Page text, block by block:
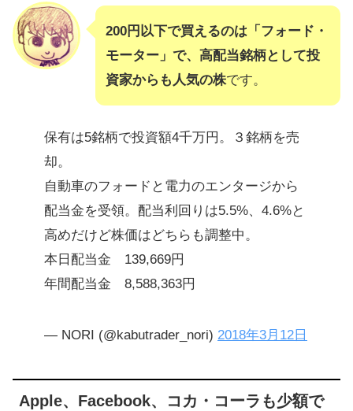
200円以下で買えるのは「フォード・
モーター」で、高配当銘柄として投
資家からも人気の株です。
保有は5銘柄で投資額4千万円。３銘柄を売
却。
自動車のフォードと電力のエンタージから
配当金を受領。配当利回りは5.5%、4.6%と
高めだけど株価はどちらも調整中。
本日配当金 139,669円
年間配当金 8,588,363円
— NORI (@kabutrader_nori) 2018年3月12日
Apple、Facebook、コカ・コーラも少額で